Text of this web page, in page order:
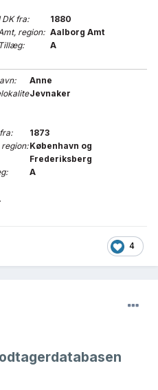
DK fra:
1880
region: Aalborg Amt
Tillæg:
A
Anne
Jevnaker
1873
København og
Frederiksberg
A
4